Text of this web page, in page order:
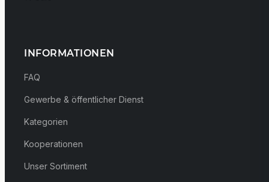
INFORMATIONEN
FAQ
Gewerbe & öffentlicher Dienst
Kategorien
Kooperationen
Unser Sortiment